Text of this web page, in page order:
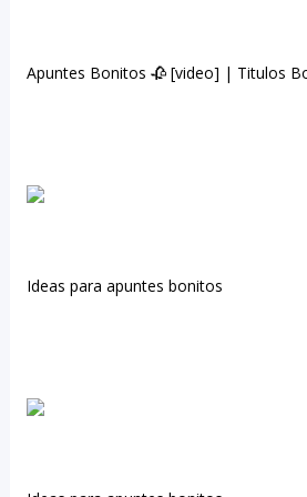
Apuntes Bonitos 🥀 [video] | Titulos
Ideas para apuntes bonitos